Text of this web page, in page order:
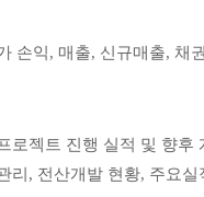
손익, 매출, 신규매출, 채
로젝트 진행 실적 및 향후
리, 전산개발 현황, 주요